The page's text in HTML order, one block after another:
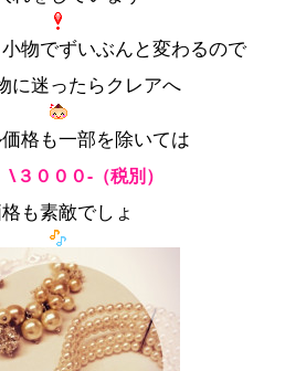
物でずいぶんと変わるので
に迷ったらクレアへ
格も一部を除いては
\３０００-（税別）
も素敵でしょ